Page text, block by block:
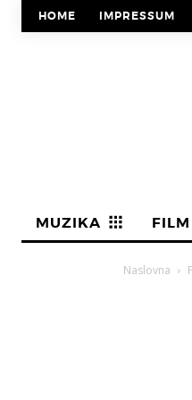
HOME IMPRESSUM
MUZIKA
Naslovna